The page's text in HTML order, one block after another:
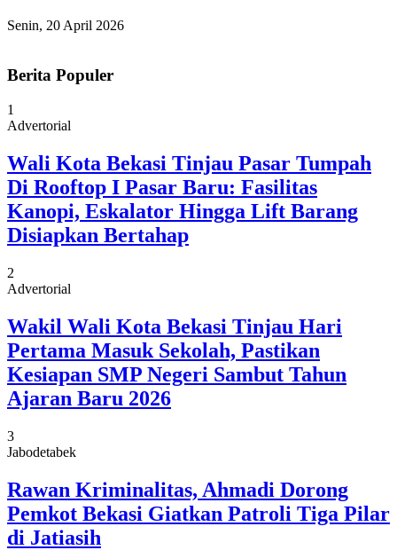
Senin, 20 April 2026
Berita Populer
1
Advertorial
Wali Kota Bekasi Tinjau Pasar Tumpah
Di Rooftop I Pasar Baru: Fasilitas
Kanopi, Eskalator Hingga Lift Barang
Disiapkan Bertahap
2
Advertorial
Wakil Wali Kota Bekasi Tinjau Hari
Pertama Masuk Sekolah, Pastikan
Kesiapan SMP Negeri Sambut Tahun
Ajaran Baru 2026
3
Jabodetabek
Rawan Kriminalitas, Ahmadi Dorong
Pemkot Bekasi Giatkan Patroli Tiga Pilar
di Jatiasih